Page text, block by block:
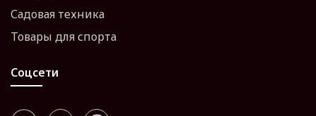
Садовая техника
Товары для спорта
Соцсети